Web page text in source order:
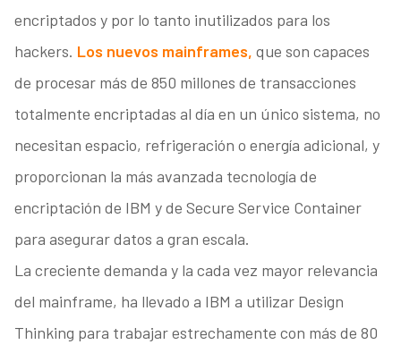
encriptados y por lo tanto inutilizados para los
hackers. Los nuevos mainframes, que son capaces
de procesar más de 850 millones de transacciones
totalmente encriptadas al día en un único sistema, no
necesitan espacio, refrigeración o energía adicional, y
proporcionan la más avanzada tecnología de
encriptación de IBM y de Secure Service Container
para asegurar datos a gran escala.
La creciente demanda y la cada vez mayor relevancia
del mainframe, ha llevado a IBM a utilizar Design
Thinking para trabajar estrechamente con más de 80